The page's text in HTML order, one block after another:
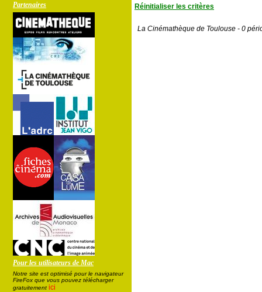
Partenaires
Pour les utilisateurs de Mac
Notre site est optimisé pour le navigateur
FireFox que vous pouvez télécharger
gratuitement ici
Réinitialiser les critères
La Cinémathèque de Toulouse - 0